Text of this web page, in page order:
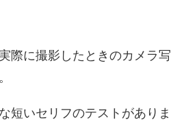
際に撮影したときのカメラ写
短いセリフのテストがありま